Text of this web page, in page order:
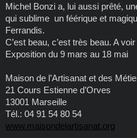
Michel Bonzi a, lui aussi prêté,
qui sublime un féérique et
Ferrandis.
C’est beau, c’est très beau. A
Exposition du 9 mars au 18 mai
Maison de l’Artisanat et des
21 Cours Estienne d’Orves
13001 Marseille
Tél.: 04 91 54 80 54
www.maisondelartisanat.org